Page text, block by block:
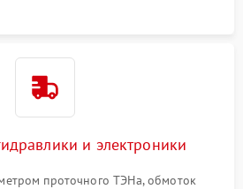
и электроники
проточного ТЭНа, обмоток